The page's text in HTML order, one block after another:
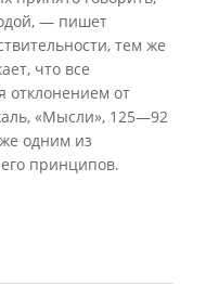
— пишет
тем же
что все
отклонением от
«Мысли», 125—92
одним из
принципов.